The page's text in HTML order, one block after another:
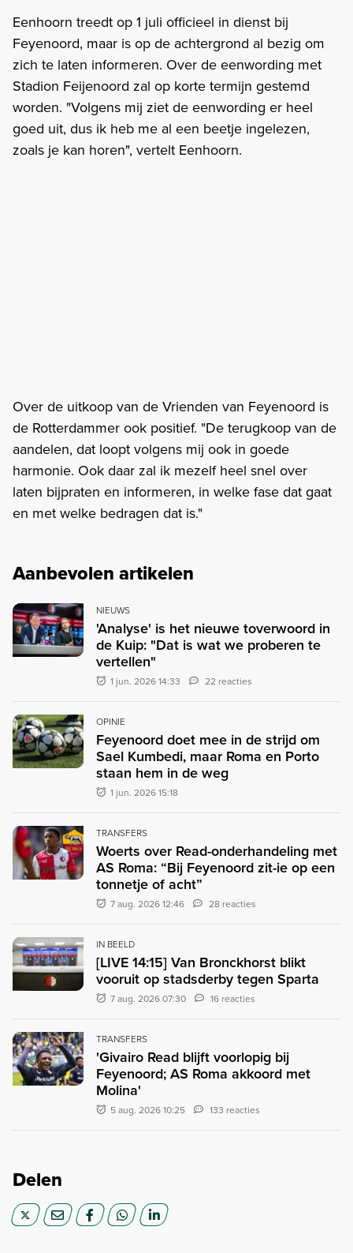
Eenhoorn treedt op 1 juli officieel in dienst bij
Feyenoord, maar is op de achtergrond al bezig om
zich te laten informeren. Over de eenwording met
Stadion Feijenoord zal op korte termijn gestemd
worden. "Volgens mij ziet de eenwording er heel
goed uit, dus ik heb me al een beetje ingelezen,
zoals je kan horen", vertelt Eenhoorn.
Over de uitkoop van de Vrienden van Feyenoord is
de Rotterdammer ook positief. "De terugkoop van de
aandelen, dat loopt volgens mij ook in goede
harmonie. Ook daar zal ik mezelf heel snel over
laten bijpraten en informeren, in welke fase dat gaat
en met welke bedragen dat is."
Aanbevolen artikelen
NIEUWS
'Analyse' is het nieuwe toverwoord in
de Kuip: "Dat is wat we proberen te
vertellen"
1 jun. 2026 14:33 22 reacties
OPINIE
Feyenoord doet mee in de strijd om
Sael Kumbedi, maar Roma en Porto
staan ​​hem in de weg
1 jun. 2026 15:18
TRANSFERS
Woerts over Read-onderhandeling met
AS Roma: “Bij Feyenoord zit-ie op een
tonnetje of acht”
7 aug. 2026 12:46 28 reacties
IN BEELD
[LIVE 14:15] Van Bronckhorst blikt
vooruit op stadsderby tegen Sparta
7 aug. 2026 07:30 16 reacties
TRANSFERS
'Givairo Read blijft voorlopig bij
Feyenoord; AS Roma akkoord met
Molina'
5 aug. 2026 10:25 133 reacties
Delen